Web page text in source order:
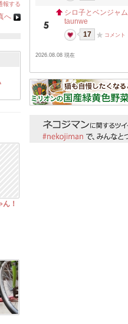
報する
へ
！
シロ子とベンジャム
taunwe
17
コメント
2026.08.08 現在